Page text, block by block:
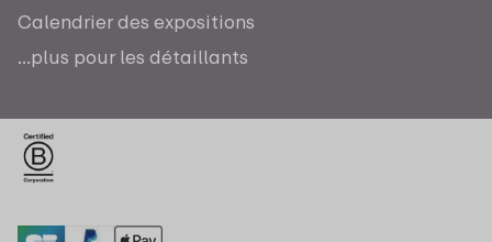
Calendrier des expositions
...plus pour les détaillants